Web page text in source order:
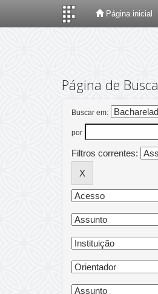
Página inicial
Página de Busca
Buscar em:
por
Filtros correntes: